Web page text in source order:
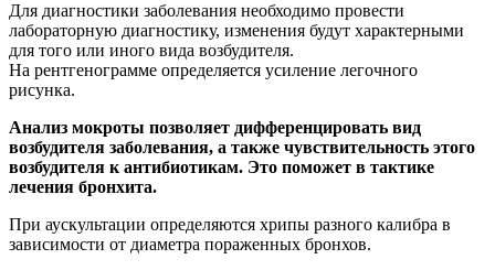
Для диагностики заболевания необходимо провести
лабораторную диагностику, изменения будут характерными
для того или иного вида возбудителя.
На рентгенограмме определяется усиление легочного
рисунка.
Анализ мокроты позволяет дифференцировать вид
возбудителя заболевания, а также чувствительность этого
возбудителя к антибиотикам. Это поможет в тактике
лечения бронхита.
При аускультации определяются хрипы разного калибра в
зависимости от диаметра пораженных бронхов.